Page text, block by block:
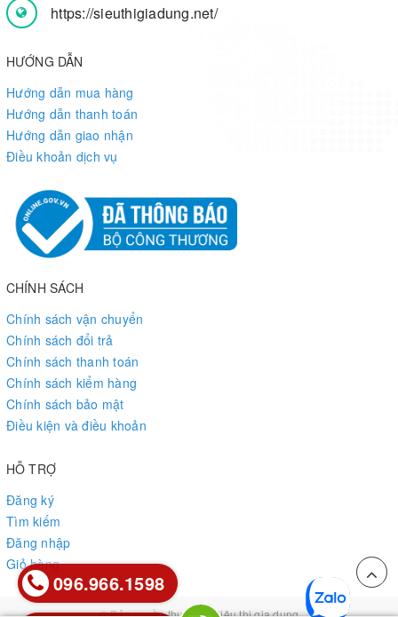
https://sieuthigiadung.net/
HƯỚNG DẪN
Hướng dẫn mua hàng
Hướng dẫn thanh toán
Hướng dẫn giao nhận
Điều khoản dịch vụ
CHÍNH SÁCH
Chính sách vận chuyển
Chính sách đổi trả
Chính sách thanh toán
Chính sách kiểm hàng
Chính sách bảo mật
Điều kiện và điều khoản
HỖ TRỢ
Đăng ký
Tìm kiếm
Đăng nhập
Giỏ hàng
© Bản quyền thuộc vềSiêu thị gia dụng
096.966.1598
096.966.1598